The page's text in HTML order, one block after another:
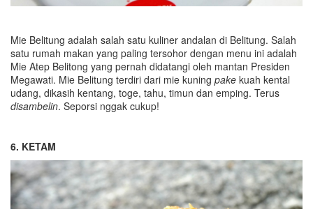
Mie Belitung adalah salah satu kuliner andalan di Belitung. Salah
satu rumah makan yang paling tersohor dengan menu ini adalah
Mie Atep Belitong yang pernah didatangi oleh mantan Presiden
Megawati. Mie Belitung terdiri dari mie kuning pake kuah kental
udang, dikasih kentang, toge, tahu, timun dan emping. Terus
disambelin. Seporsi nggak cukup!
6. KETAM